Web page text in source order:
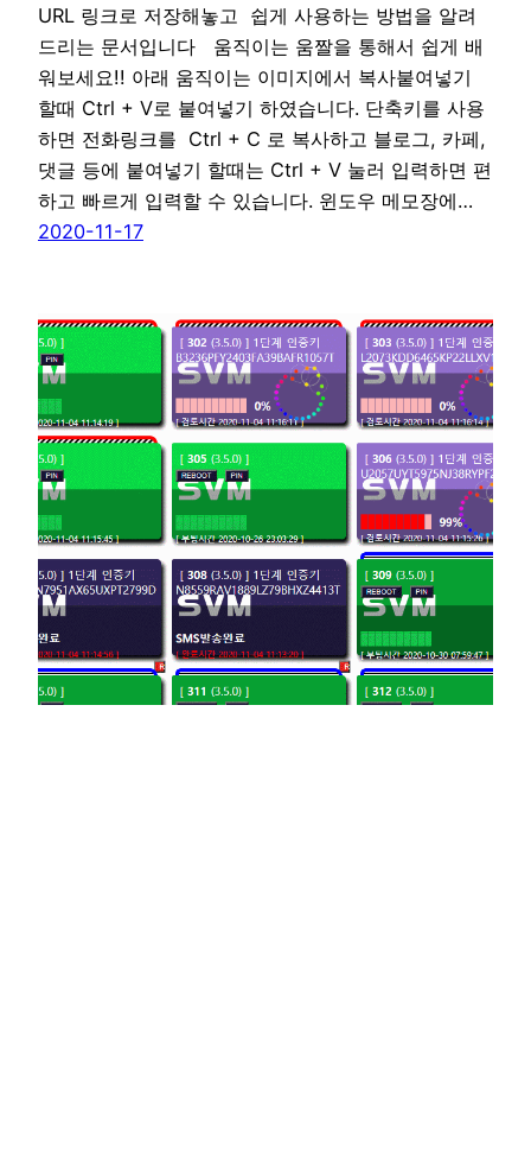
URL 링크로 저장해놓고 쉽게 사용하는 방법을 알려
드리는 문서입니다 움직이는 움짤을 통해서 쉽게 배
워보세요!! 아래 움직이는 이미지에서 복사붙여넣기
할때 Ctrl + V로 붙여넣기 하였습니다. 단축키를 사용
하면 전화링크를 Ctrl + C 로 복사하고 블로그, 카페,
댓글 등에 붙여넣기 할때는 Ctrl + V 눌러 입력하면 편
하고 빠르게 입력할 수 있습니다. 윈도우 메모장에…
2020-11-17